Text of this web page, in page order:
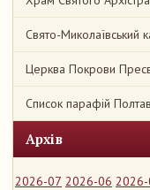
Свято-
Церква Покрови
Список парафій
Архів
2026-07 2026-06